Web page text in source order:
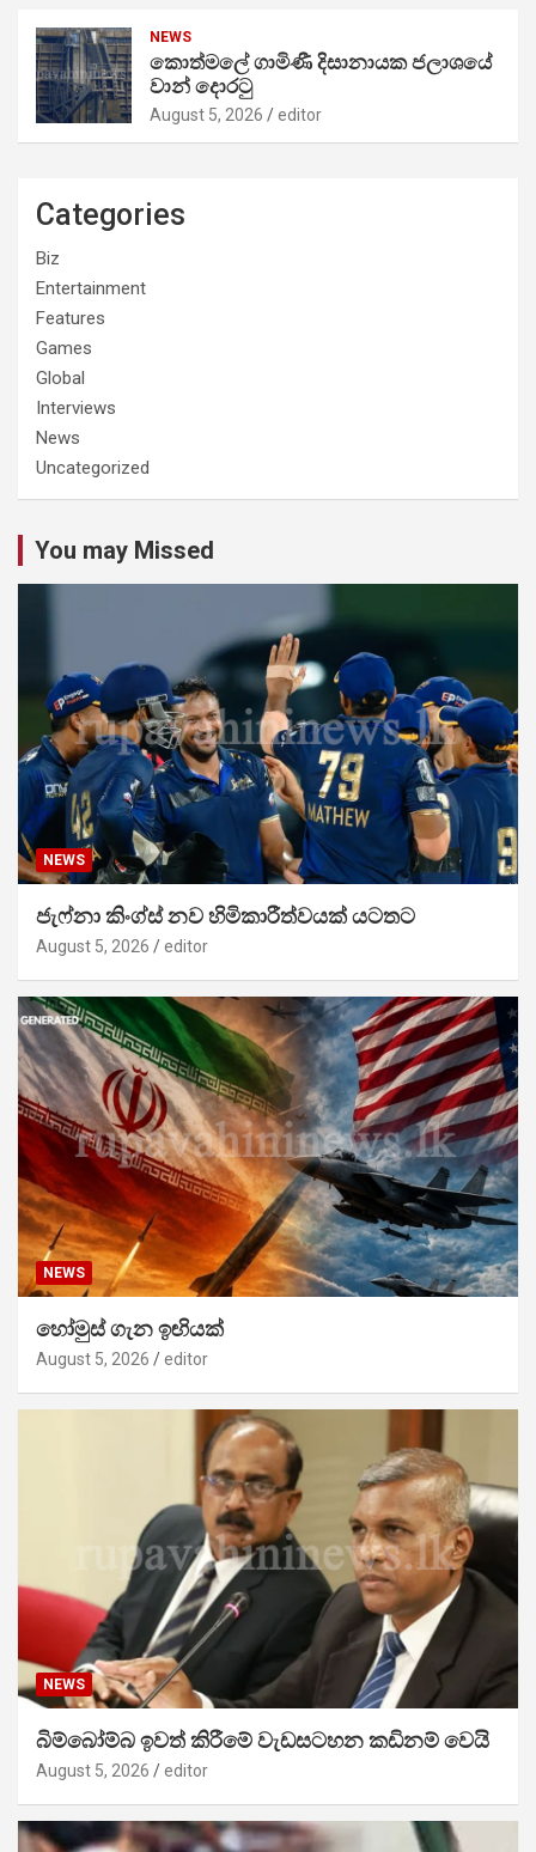
NEWS
කොත්මලේ ගාමිණී දිසානායක ජලාශයේ
වාන් දොරටු
August 5, 2026 editor
Categories
Biz
Entertainment
Features
Games
Global
Interviews
News
Uncategorized
You may Missed
NEWS
ජැෆ්නා කිංග්ස් නව හිමිකාරීත්වයක් යටතට
August 5, 2026 editor
NEWS
හෝමුස් ගැන ඉඟියක්
August 5, 2026 editor
NEWS
බිම්බෝම්බ ඉවත් කිරීමේ වැඩසටහන කඩිනම් වෙයි
August 5, 2026 editor